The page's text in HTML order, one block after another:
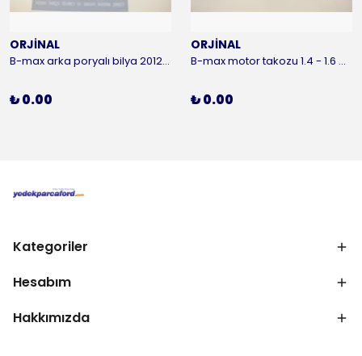
ORJİNAL
B-max arka poryalı bilya 2012-2016 ORJİNAL
₺ 0.00
ORJİNAL
B-max motor takozu 1.4 - 1.6 benzinli 2012-2016 ORJİNAL
₺ 0.00
Kategoriler
Hesabım
Hakkımızda